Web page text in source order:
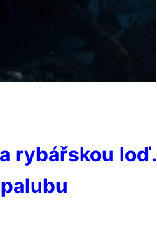
rybářskou loď.